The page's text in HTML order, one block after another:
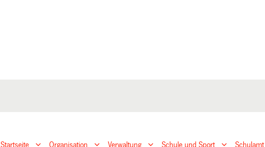
Startseite Organisation Verwaltung Schule und Sport Schulamt